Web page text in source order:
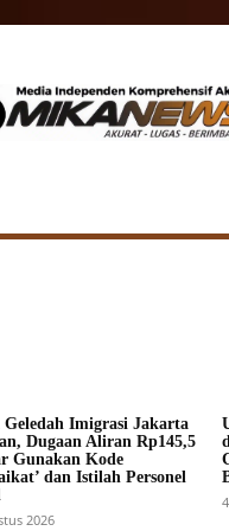
Imigrasi Jakarta
Dugaan Aliran Rp145,5
Gunakan Kode
dan Istilah Personel
2026